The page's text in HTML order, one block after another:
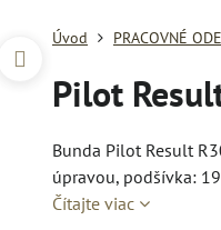
Úvod PRACOVNÉ
Pilot
Bunda Pilot Result
úpravou, podšívka:
Čítajte viac